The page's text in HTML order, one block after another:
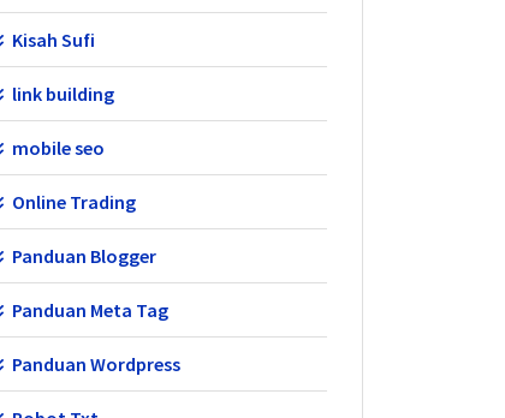
Kisah Sufi
link building
mobile seo
Online Trading
Panduan Blogger
Panduan Meta Tag
Panduan Wordpress